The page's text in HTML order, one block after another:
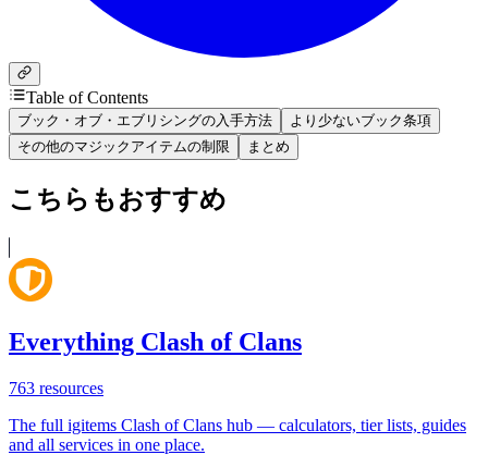
Table of Contents
ブック・オブ・エブリシングの入手方法
より少ないブック条項
その他のマジックアイテムの制限
まとめ
こちらもおすすめ
Everything Clash of Clans
763 resources
The full igitems Clash of Clans hub — calculators, tier lists, guides
and all services in one place.